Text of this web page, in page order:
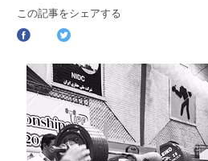
この記事をシェアする